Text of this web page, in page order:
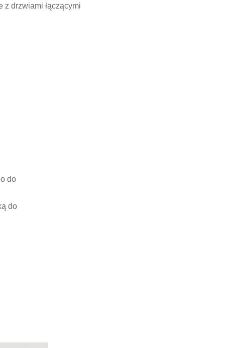
z drzwiami łączącymi
do
do